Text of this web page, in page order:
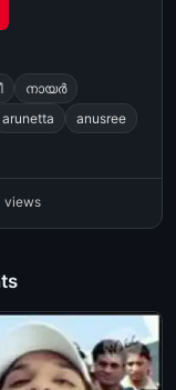
നായര്‍
arunetta
anusree
views